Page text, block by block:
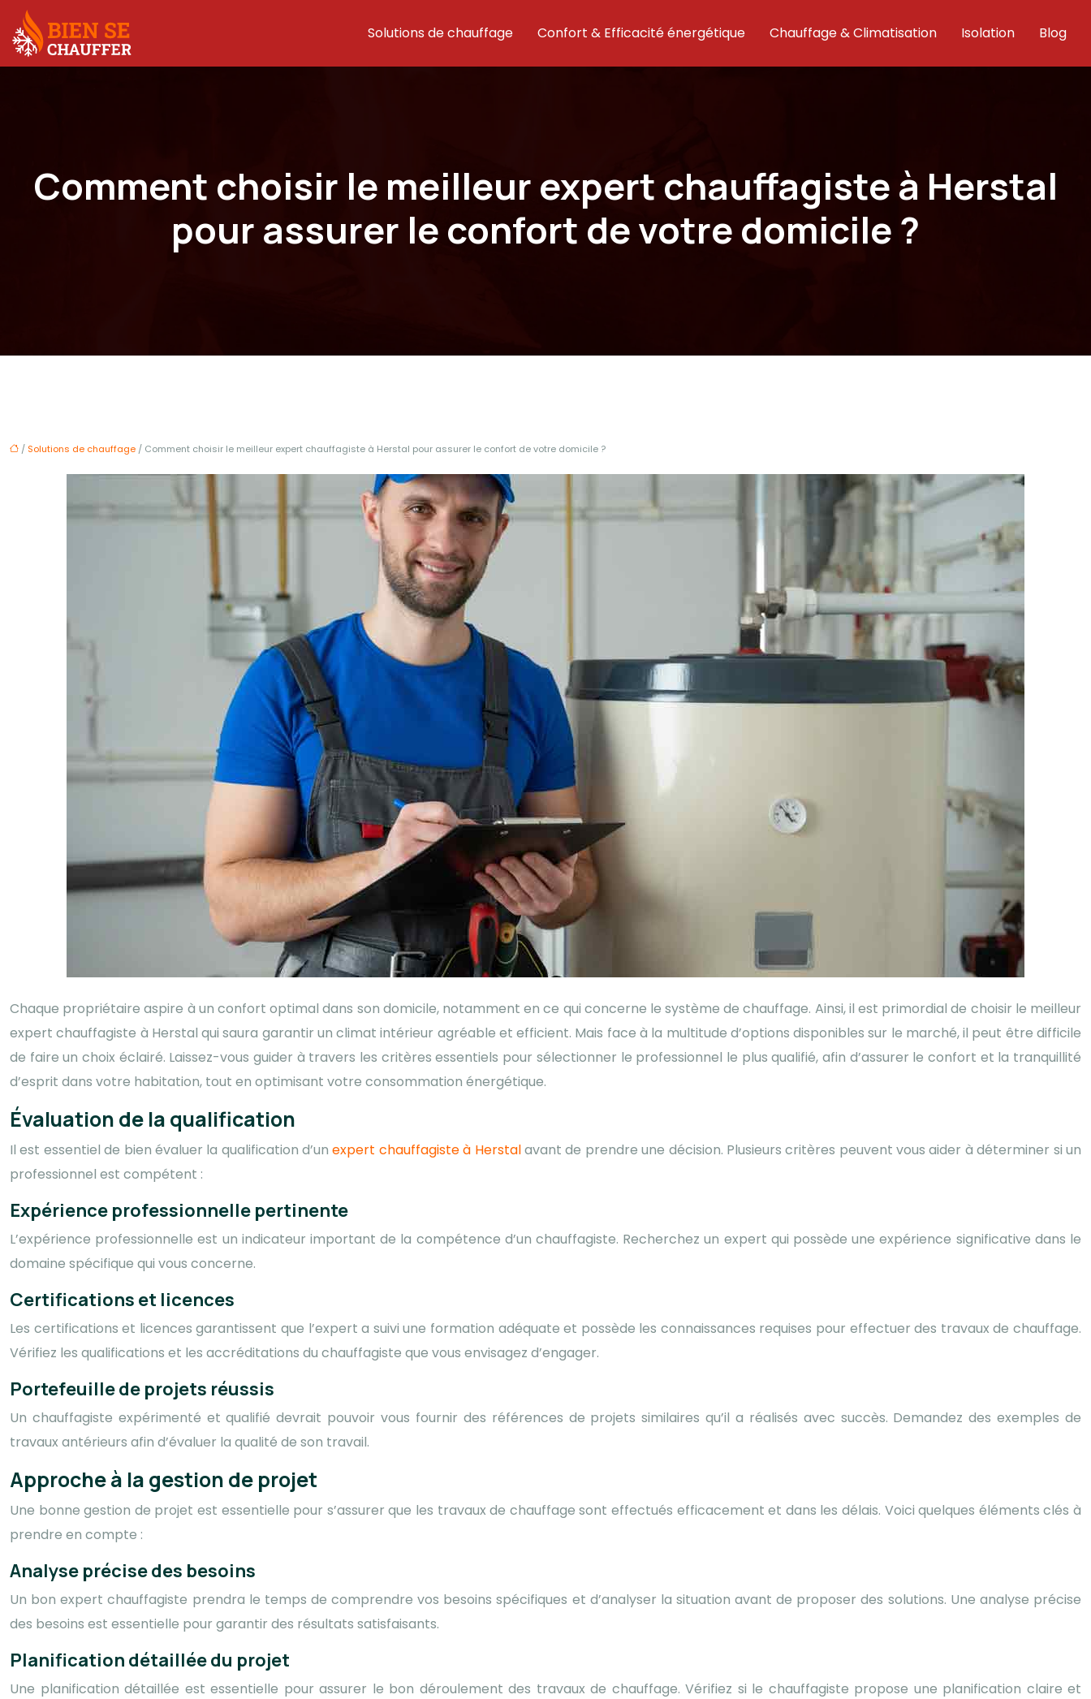
Solutions de chauffage Confort & Efficacité énergétique Chauffage & Climatisation Isolation Blog
Comment choisir le meilleur expert chauffagiste à Herstal
pour assurer le confort de votre domicile ?
/ Solutions de chauffage / Comment choisir le meilleur expert chauffagiste à Herstal pour assurer le confort de votre domicile ?
Chaque propriétaire aspire à un confort optimal dans son domicile, notamment en ce qui concerne le système de chauffage. Ainsi, il est primordial de choisir le meilleur
expert chauffagiste à Herstal qui saura garantir un climat intérieur agréable et efficient. Mais face à la multitude d’options disponibles sur le marché, il peut être difficile
de faire un choix éclairé. Laissez-vous guider à travers les critères essentiels pour sélectionner le professionnel le plus qualifié, afin d’assurer le confort et la tranquillité
d’esprit dans votre habitation, tout en optimisant votre consommation énergétique.
Évaluation de la qualification
Il est essentiel de bien évaluer la qualification d’unexpert chauffagiste à Herstalavant de prendre une décision. Plusieurs critères peuvent vous aider à déterminer si un
professionnel est compétent :
Expérience professionnelle pertinente
L’expérience professionnelle est un indicateur important de la compétence d’un chauffagiste. Recherchez un expert qui possède une expérience significative dans le
domaine spécifique qui vous concerne.
Certifications et licences
Les certifications et licences garantissent que l’expert a suivi une formation adéquate et possède les connaissances requises pour effectuer des travaux de chauffage.
Vérifiez les qualifications et les accréditations du chauffagiste que vous envisagez d’engager.
Portefeuille de projets réussis
Un chauffagiste expérimenté et qualifié devrait pouvoir vous fournir des références de projets similaires qu’il a réalisés avec succès. Demandez des exemples de
travaux antérieurs afin d’évaluer la qualité de son travail.
Approche à la gestion de projet
Une bonne gestion de projet est essentielle pour s’assurer que les travaux de chauffage sont effectués efficacement et dans les délais. Voici quelques éléments clés à
prendre en compte :
Analyse précise des besoins
Un bon expert chauffagiste prendra le temps de comprendre vos besoins spécifiques et d’analyser la situation avant de proposer des solutions. Une analyse précise
des besoins est essentielle pour garantir des résultats satisfaisants.
Planification détaillée du projet
Une planification détaillée est essentielle pour assurer le bon déroulement des travaux de chauffage. Vérifiez si le chauffagiste propose une planification claire et